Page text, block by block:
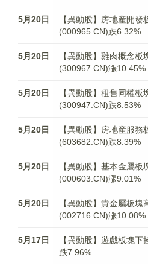
5月20日
【異動股】房地産開
(000965.CN)跌6.32%
5月20日
【異動股】雞肉概念
(300967.CN)漲10.45%
5月20日
【異動股】租售同權板
(300947.CN)跌8.53%
5月20日
【異動股】房地産服
(603682.CN)跌8.39%
5月20日
【異動股】基本金屬
(000603.CN)漲9.01%
5月20日
【異動股】貴金屬板塊
(002716.CN)漲10.08%
5月17日
【異動股】遊戲板塊
跌7.96%